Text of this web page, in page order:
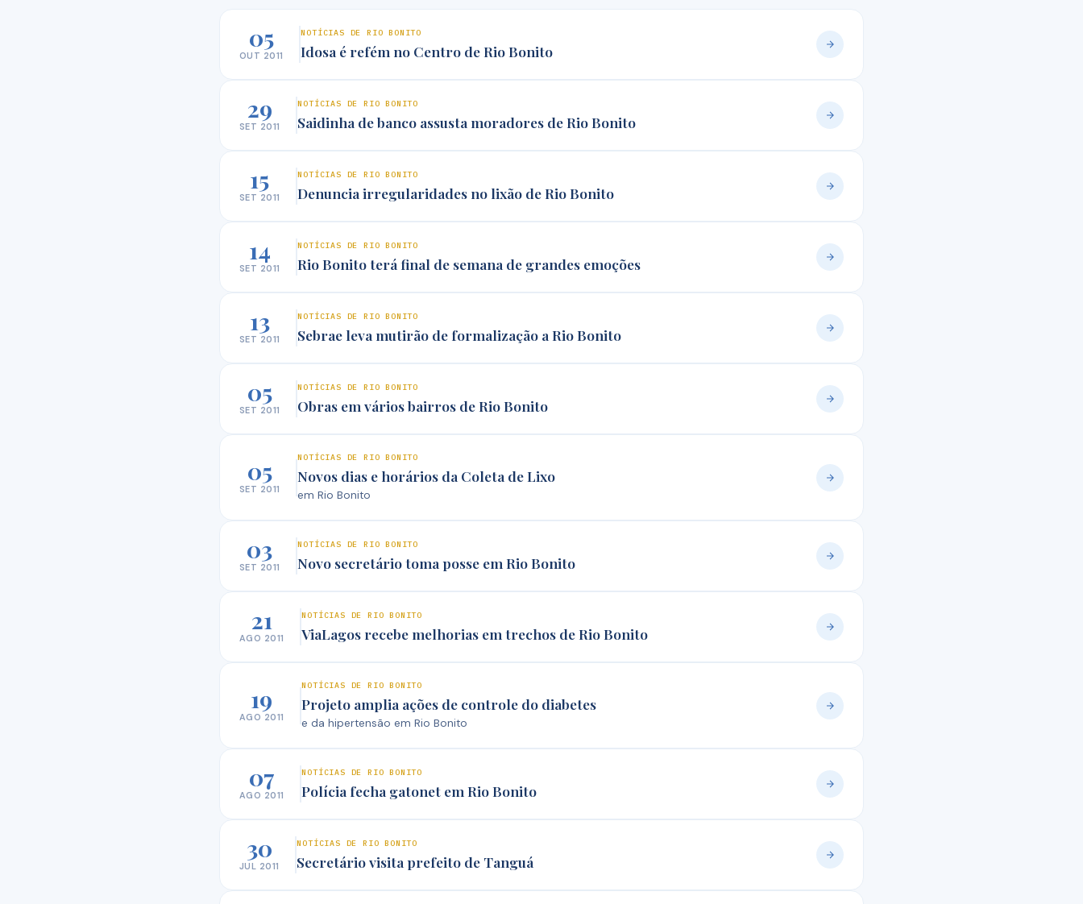
05
OUT 2011
NOTÍCIAS DE RIO BONITO
Idosa é refém no Centro de Rio Bonito
29
SET 2011
NOTÍCIAS DE RIO BONITO
Saidinha de banco assusta moradores de Rio Bonito
15
SET 2011
NOTÍCIAS DE RIO BONITO
Denuncia irregularidades no lixão de Rio Bonito
14
SET 2011
NOTÍCIAS DE RIO BONITO
Rio Bonito terá final de semana de grandes emoções
13
SET 2011
NOTÍCIAS DE RIO BONITO
Sebrae leva mutirão de formalização a Rio Bonito
05
SET 2011
NOTÍCIAS DE RIO BONITO
Obras em vários bairros de Rio Bonito
05
SET 2011
NOTÍCIAS DE RIO BONITO
Novos dias e horários da Coleta de Lixo
em Rio Bonito
03
SET 2011
NOTÍCIAS DE RIO BONITO
Novo secretário toma posse em Rio Bonito
21
AGO 2011
NOTÍCIAS DE RIO BONITO
ViaLagos recebe melhorias em trechos de Rio Bonito
19
AGO 2011
NOTÍCIAS DE RIO BONITO
Projeto amplia ações de controle do diabetes
e da hipertensão em Rio Bonito
07
AGO 2011
NOTÍCIAS DE RIO BONITO
Polícia fecha gatonet em Rio Bonito
30
JUL 2011
NOTÍCIAS DE RIO BONITO
Secretário visita prefeito de Tanguá